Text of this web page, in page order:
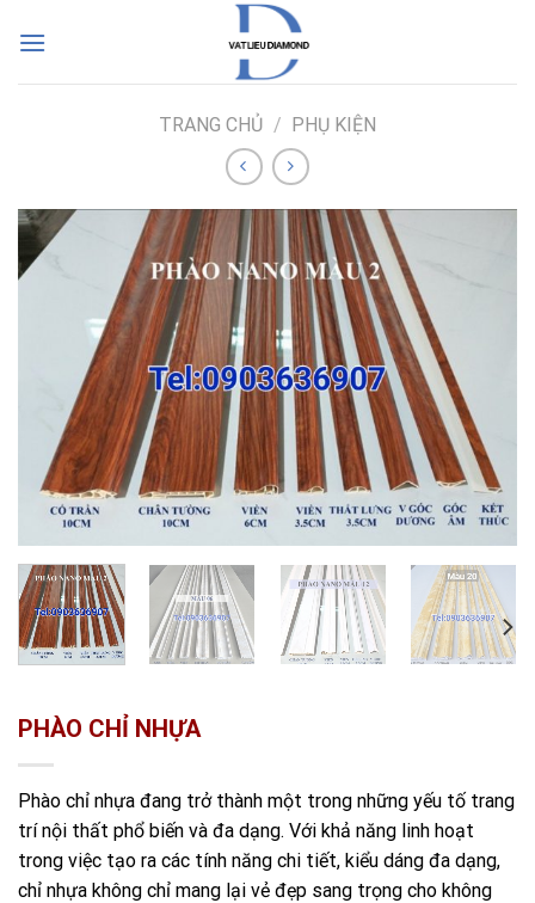
TRANG CHỦ / PHỤ KIỆN
PHÀO CHỈ NHỰA
Phào chỉ nhựa đang trở thành một trong những yếu tố trang
trí nội thất phổ biến và đa dạng. Với khả năng linh hoạt
trong việc tạo ra các tính năng chi tiết, kiểu dáng đa dạng,
chỉ nhựa không chỉ mang lại vẻ đẹp sang trọng cho không